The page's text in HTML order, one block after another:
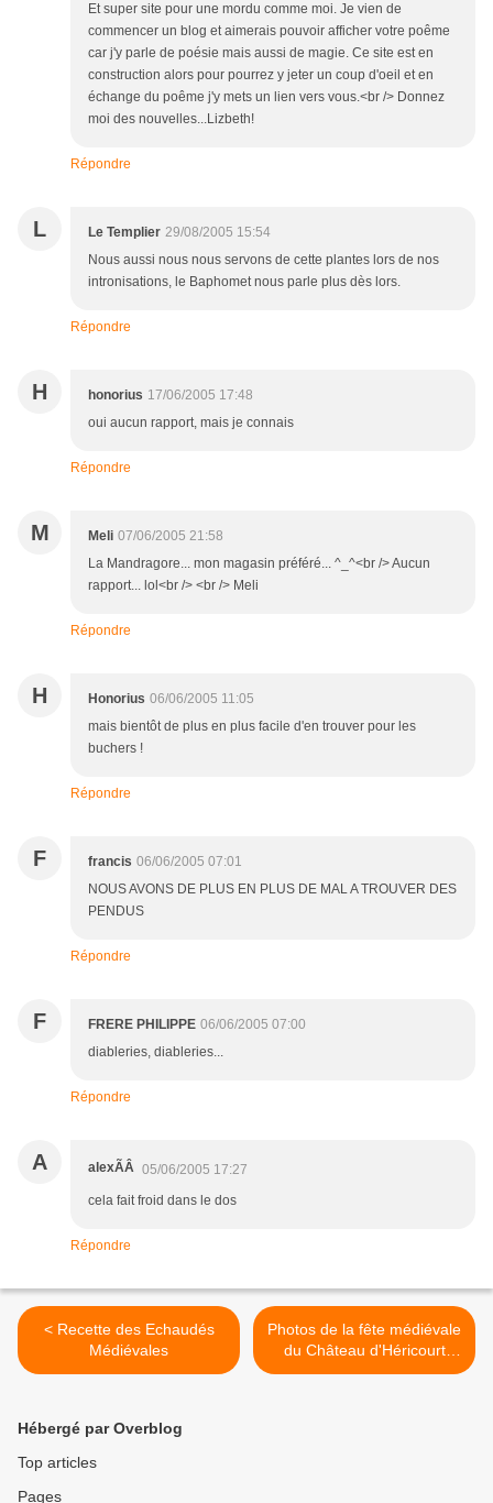
Et super site pour une mordu comme moi. Je vien de
commencer un blog et aimerais pouvoir afficher votre poême
car j'y parle de poésie mais aussi de magie. Ce site est en
construction alors pour pourrez y jeter un coup d'oeil et en
échange du poême j'y mets un lien vers vous.<br /> Donnez
moi des nouvelles...Lizbeth!
Répondre
L Le Templier 29/08/2005 15:54
Nous aussi nous nous servons de cette plantes lors de nos
intronisations, le Baphomet nous parle plus dès lors.
Répondre
H honorius 17/06/2005 17:48
oui aucun rapport, mais je connais
Répondre
M Meli 07/06/2005 21:58
La Mandragore... mon magasin préféré... ^_^<br /> Aucun
rapport... lol<br /> <br /> Meli
Répondre
H Honorius 06/06/2005 11:05
mais bientôt de plus en plus facile d'en trouver pour les
buchers !
Répondre
F francis 06/06/2005 07:01
NOUS AVONS DE PLUS EN PLUS DE MAL A TROUVER DES
PENDUS
Répondre
F FRERE PHILIPPE 06/06/2005 07:00
diableries, diableries...
Répondre
A alexÃÂ 05/06/2005 17:27
cela fait froid dans le dos
Répondre
< Recette des Echaudés
Médiévales
Photos de la fête médiévale
du Château d'Héricourt
2021 (70) >
Hébergé par Overblog
Top articles
Pages